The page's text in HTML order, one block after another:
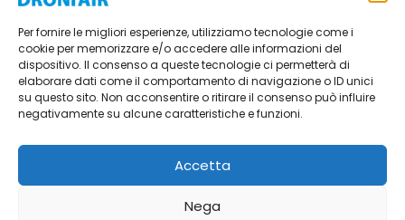
Per fornire le migliori esperienze, utilizziamo tecnologie come i
cookie per memorizzare e/o accedere alle informazioni del
dispositivo. Il consenso a queste tecnologie ci permetterà di
elaborare dati come il comportamento di navigazione o ID unici
su questo sito. Non acconsentire o ritirare il consenso può influire
negativamente su alcune caratteristiche e funzioni.
Accetta
Nega
Via Toscana, 19 – 47923 Rimini
(+39) 348 733 49 06
info@droniair.it
Copyright © 2026 Droni Air | Realizza servizi fotografici e video